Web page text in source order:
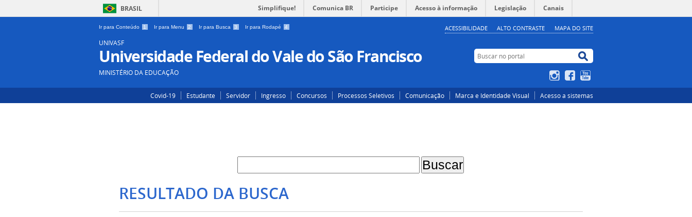
BRASIL Simplifique! Comunica BR Participe Acesso à informação Legislação Canais
Ir para Conteúdo 1 Ir para Menu 2 Ir para Busca 3 Ir para Rodapé 4 ACESSIBILIDADE ALTO CONTRASTE MAPA DO SITE
UNIVASF
Universidade Federal do Vale do São Francisco
MINISTÉRIO DA EDUCAÇÃO
Buscar no portal
Buscar no portal
InstagramFacebook
Covid-19 Estudante Servidor Ingresso Concursos Processos Seletivos Comunicação Marca e Identidade Visual Acesso a sistemas
RESULTADO DA BUSCA